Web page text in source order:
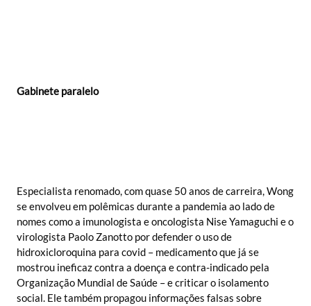
Gabinete paralelo
Especialista renomado, com quase 50 anos de carreira, Wong
se envolveu em polêmicas durante a pandemia ao lado de
nomes como a imunologista e oncologista Nise Yamaguchi e o
virologista Paolo Zanotto por defender o uso de
hidroxicloroquina para covid – medicamento que já se
mostrou ineficaz contra a doença e contra-indicado pela
Organização Mundial de Saúde – e criticar o isolamento
social. Ele também propagou informações falsas sobre